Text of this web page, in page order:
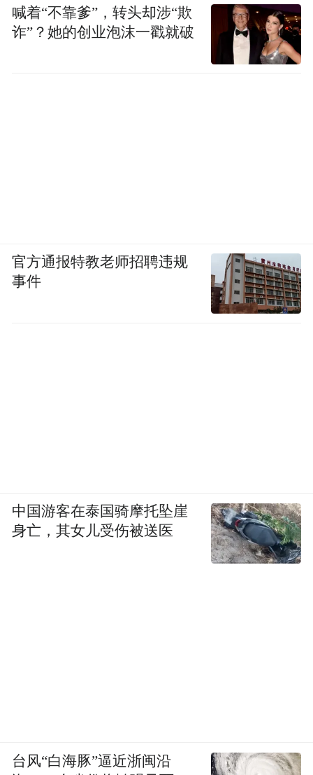
喊着“不靠爹”，转头却涉“欺
诈”？她的创业泡沫一戳就破
官方通报特教老师招聘违规
事件
中国游客在泰国骑摩托坠崖
身亡，其女儿受伤被送医
台风“白海豚”逼近浙闽沿